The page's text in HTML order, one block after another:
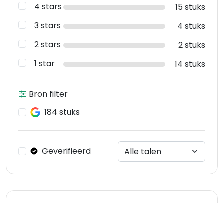
4 stars
15 stuks
3 stars
4 stuks
2 stars
2 stuks
1 star
14 stuks
Bron filter
184 stuks
Geverifieerd